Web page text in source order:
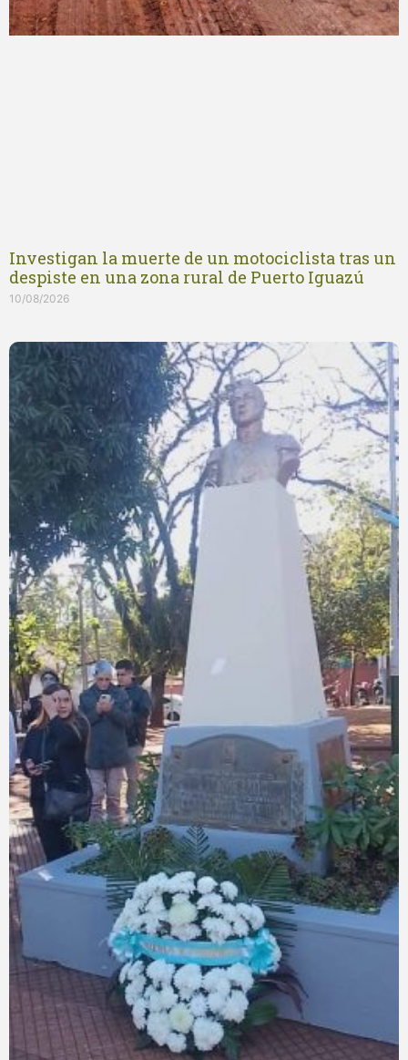
Investigan la muerte de un motociclista tras un
despiste en una zona rural de Puerto Iguazú
10/08/2026